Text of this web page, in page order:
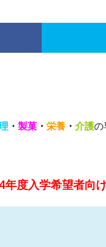
・ 製菓 ・ 栄養 ・ 介護の
年度入学希望者向